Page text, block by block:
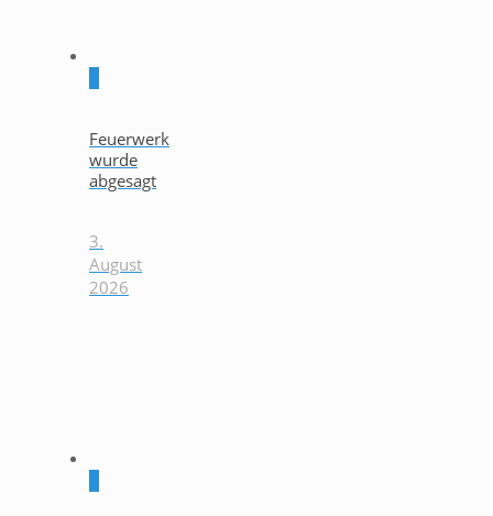
Feuerwerk
wurde
abgesagt
3.
August
2026